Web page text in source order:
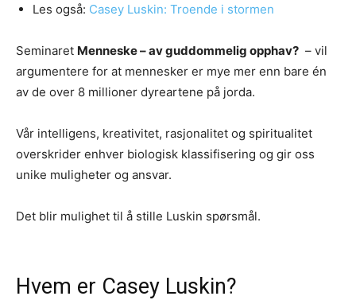
Les også: Casey Luskin: Troende i stormen
Seminaret Menneske – av guddommelig opphav? – vil
argumentere for at mennesker er mye mer enn bare én
av de over 8 millioner dyreartene på jorda.
Vår intelligens, kreativitet, rasjonalitet og spiritualitet
overskrider enhver biologisk klassifisering og gir oss
unike muligheter og ansvar.
Det blir mulighet til å stille Luskin spørsmål.
Hvem er Casey Luskin?